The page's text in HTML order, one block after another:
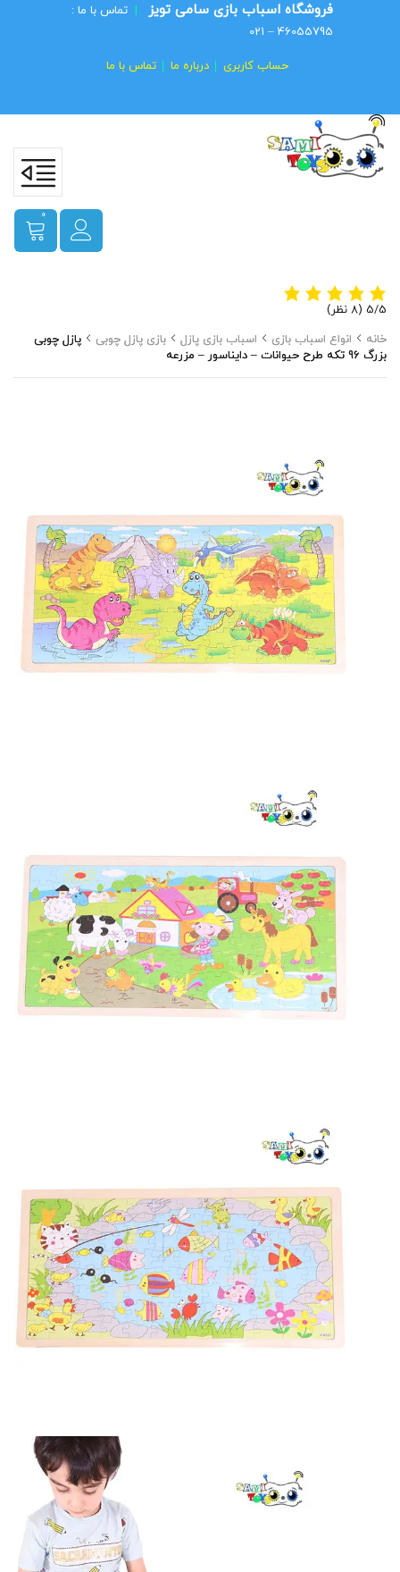
فروشگاه اسباب بازی سامی تویز | تماس با ما :
46055795 – 021
حساب کاربری درباره ما تماس با ما
0
‫5/5
خانه
انواع اسباب بازی اسباب بازی پازل بازی پازل چوبی
پازل چوبی
بزرگ 96 تکه طرح حیوانات – دایناسور – مزرعه